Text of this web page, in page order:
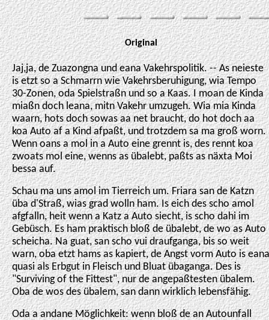
Original
Jaj,ja, de Zuazongna und eana Vakehrspolitik. -- As neieste
is etzt so a Schmarrn wie Vakehrsberuhigung, wia Tempo
30-Zonen, oda Spielstraßn und so a Kaas. I moan de Kinda
miaßn doch leana, mitn Vakehr umzugeh. Wia mia Kinda
waarn, hots doch sowas aa net braucht, do hot doch aa
koa Auto af a Kind afpaßt, und trotzdem sa ma groß worn.
Wenn oans a mol in a Auto eine grennt is, des rennt koa
zwoats mol eine, wenns as übalebt, paßts as näxta Moi
bessa auf.
Schau ma uns amol im Tierreich um. Friara san de Katzn
üba d'Straß, wias grad wolln ham. Is eich des scho amol
afgfalln, heit wenn a Katz a Auto siecht, is scho dahi im
Gebüsch. Es ham praktisch bloß de übalebt, de wo as Auto
scheicha. Na guat, san scho vui draufganga, bis so weit
warn, oba etzt hams as kapiert, de Angst vorm Auto is eana
quasi als Erbgut in Fleisch und Bluat übaganga. Des is
"Surviving of the Fittest", nur de angepaßtesten übalem.
Oba de wos des übalem, san dann wirklich lebensfähig.
Oda a andane Möglichkeit: wenn bloß de an Autounfall